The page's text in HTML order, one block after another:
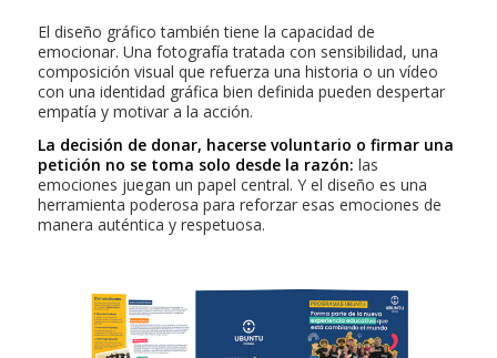
El diseño gráfico también tiene la capacidad de
emocionar. Una fotografía tratada con sensibilidad, una
composición visual que refuerza una historia o un vídeo
con una identidad gráfica bien definida pueden despertar
empatía y motivar a la acción.
La decisión de donar, hacerse voluntario o firmar una
petición no se toma solo desde la razón: las
emociones juegan un papel central. Y el diseño es una
herramienta poderosa para reforzar esas emociones de
manera auténtica y respetuosa.